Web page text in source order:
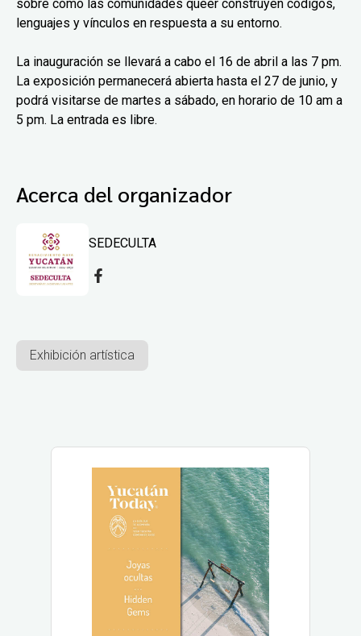
sobre cómo las comunidades queer construyen códigos,
lenguajes y vínculos en respuesta a su entorno.
La inauguración se llevará a cabo el 16 de abril a las 7 pm.
La exposición permanecerá abierta hasta el 27 de junio, y
podrá visitarse de martes a sábado, en horario de 10 am a
5 pm. La entrada es libre.
Acerca del organizador
SEDECULTA
Exhibición artística